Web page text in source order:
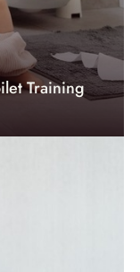
Training